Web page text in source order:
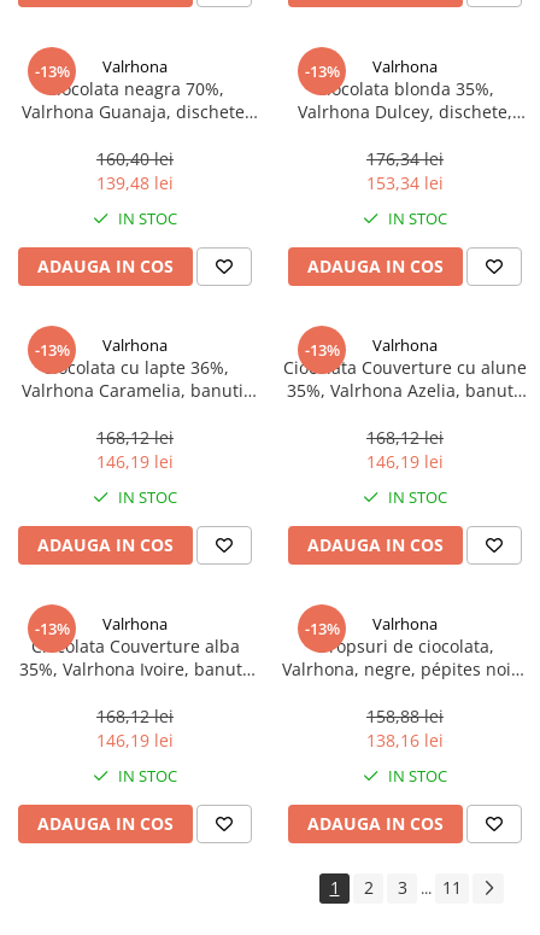
-13% Valrhona
Ciocolata neagra 70%,
Valrhona Guanaja, dischete,
160,40 lei
139,48 lei
IN STOC
ADAUGA IN COS
-13% Valrhona
Ciocolata blonda 35%,
Valrhona Dulcey, dischete,
176,34 lei
153,34 lei
IN STOC
ADAUGA IN COS
-13% Valrhona
Ciocolata cu lapte 36%,
Valrhona Caramelia, banuti,
168,12 lei
146,19 lei
IN STOC
ADAUGA IN COS
-13% Valrhona
Ciocolata Couverture cu alune
35%, Valrhona Azelia, banuti,
168,12 lei
146,19 lei
IN STOC
ADAUGA IN COS
-13% Valrhona
Ciocolata Couverture alba
35%, Valrhona Ivoire, banuti,
168,12 lei
146,19 lei
IN STOC
ADAUGA IN COS
-13% Valrhona
Dropsuri de ciocolata,
Valrhona, negre, pépites noire
158,88 lei
138,16 lei
IN STOC
ADAUGA IN COS
1 2 3 ... 11